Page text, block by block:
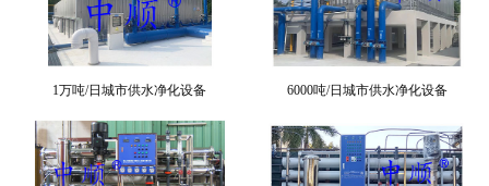
1万吨/日城市供水净化设备 6000吨/日城市供水净化设备